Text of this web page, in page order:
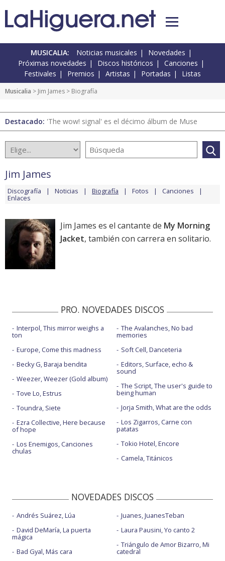
MUSICALIA: Noticias musicales
Novedades
Próximas novedades
Discos históricos
Canciones
Festivales
Premios Artistas Portadas Listas
Musicalia > Jim James > Biografía
Destacado: 'The wow! signal' es el décimo álbum de Muse
Jim James
Discografía Noticias Biografía Fotos Canciones
Enlaces
Jim James es el cantante de My Morning
Jacket, también con carrera en solitario.
PRO. NOVEDADES DISCOS
Interpol, This mirror weighs a
ton
Europe, Come this madness
Becky G, Baraja bendita
Weezer, Weezer (Gold album)
Tove Lo, Estrus
Toundra, Siete
Ezra Collective, Here because
of hope
Los Enemigos, Canciones
chulas
The Avalanches, No bad
memories
Soft Cell, Danceteria
Editors, Surface, echo &
sound
The Script, The user's guide to
being human
Jorja Smith, What are the odds
Los Zigarros, Carne con
patatas
Tokio Hotel, Encore
Camela, Titánicos
NOVEDADES DISCOS
Andrés Suárez, Lúa
David DeMaría, La puerta
mágica
Bad Gyal, Más cara
Juanes, JuanesTeban
Laura Pausini, Yo canto 2
Triángulo de Amor Bizarro, Mi
catedral